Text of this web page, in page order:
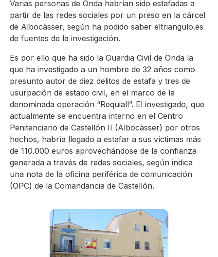
Varias personas de Onda habrían sido estafadas a
partir de las redes sociales por un preso en la cárcel
de Albocàsser, según ha podido saber eltriangulo.es
de fuentes de la investigación.
Es por ello que ha sido la Guardia Civil de Onda la
que ha investigado a un hombre de 32 años como
presunto autor de diez delitos de estafa y tres de
usurpación de estado civil, en el marco de la
denominada operación “Requiall”. El investigado, que
actualmente se encuentra interno en el Centro
Penitenciario de Castellón II (Albocàsser) por otros
hechos, habría llegado a estafar a sus víctimas más
de 110.000 euros aprovechándose de la confianza
generada a través de redes sociales, según indica
una nota de la oficina periférica de comunicación
(OPC) de la Comandancia de Castellón.